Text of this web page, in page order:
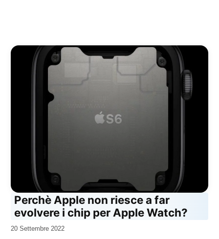
Perchè Apple non riesce a far
evolvere i chip per Apple Watch?
da
20 Settembre 2022